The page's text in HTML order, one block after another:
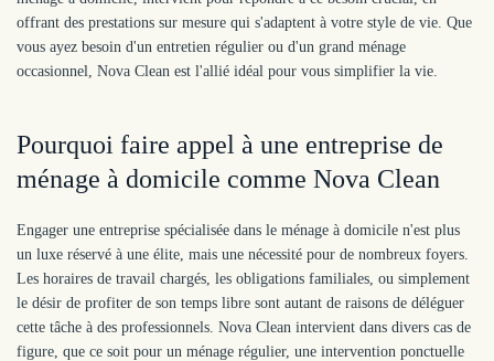
offrant des prestations sur mesure qui s'adaptent à votre style de vie. Que
vous ayez besoin d'un entretien régulier ou d'un grand ménage
occasionnel, Nova Clean est l'allié idéal pour vous simplifier la vie.
Pourquoi faire appel à une entreprise de
ménage à domicile comme Nova Clean
Engager une entreprise spécialisée dans le ménage à domicile n'est plus
un luxe réservé à une élite, mais une nécessité pour de nombreux foyers.
Les horaires de travail chargés, les obligations familiales, ou simplement
le désir de profiter de son temps libre sont autant de raisons de déléguer
cette tâche à des professionnels. Nova Clean intervient dans divers cas de
figure, que ce soit pour un ménage régulier, une intervention ponctuelle